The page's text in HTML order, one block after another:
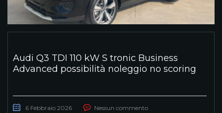
Audi Q3 TDI 110 kW S tronic Business
Advanced possibilità noleggio no scoring
6 Febbraio 2026 Nessun commento